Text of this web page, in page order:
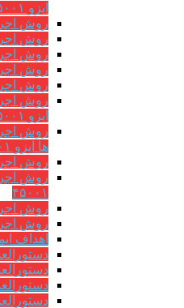
روش اجرایی مدیریت
روش اجرایی
روش اجرایی
روش اجرایی
روش اجرایی مدیریت
روش اجرایی
روش اجرایی
روش اجرایی آموزش
روش اجرایی
روش اجرایی ممیزی
روش اجرایی
اهداف ایمنی و
دستورالعمل مقابله
دستورالعمل مقابله
دستورالعمل اطفاء
دستورالعمل